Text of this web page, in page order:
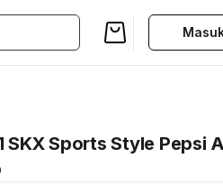
SKX Sports Style Pepsi